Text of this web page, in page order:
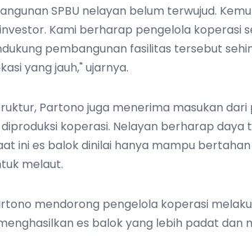
SPBU nelayan belum terwujud.
Kami berharap pengelola koperasi
pembangunan fasilitas tersebut
yang jauh," ujarnya.
Partono juga menerima masukan
koperasi. Nelayan berharap daya
ini es balok dinilai hanya mampu
melaut.
mendorong pengelola koperasi
es balok yang lebih padat dan